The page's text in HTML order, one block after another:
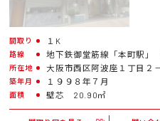
間取り １K
路線 地下鉄御堂筋線「本町駅
所在地 大阪市西区阿波座１丁目２
築年月 １９９８年７月
面積 壁芯 20.90㎡